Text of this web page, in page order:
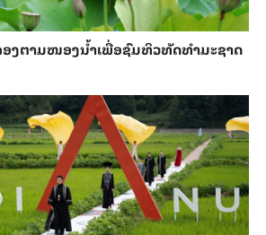
ອງ​ຕາມ​​ໜອງນ້ຳ​​ເພື່ອ​ຊົມ​ທິວ​ທັດ​ທຳ​ມະ​ຊາດ